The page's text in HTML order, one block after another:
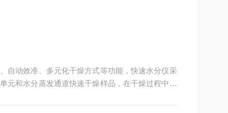
自动效准、多元化干燥方式等功能，快速水分仪采
元和水分蒸发通道快速干燥样品，在干燥过程中，